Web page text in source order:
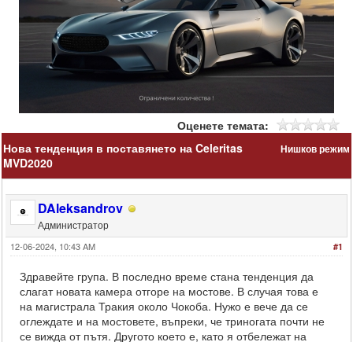
Оценете темата:
Нишков режим
Нова тенденция в поставянето на Celeritas
MVD2020
DAleksandrov
Администратор
#1
12-06-2024, 10:43 AM
Здравейте група. В последно време стана тенденция да
слагат новата камера отгоре на мостове. В случая това е
на магистрала Тракия около Чокоба. Нужо е вече да се
оглеждате и на мостовете, въпреки, че триногата почти не
се вижда от пътя. Другото което е, като я отбележат на